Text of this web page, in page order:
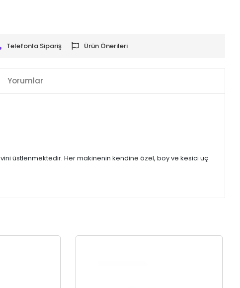
Telefonla Sipariş Ürün Önerileri
Yorumlar
üstlenmektedir. Her makinenin kendine özel, boy ve kesici uç